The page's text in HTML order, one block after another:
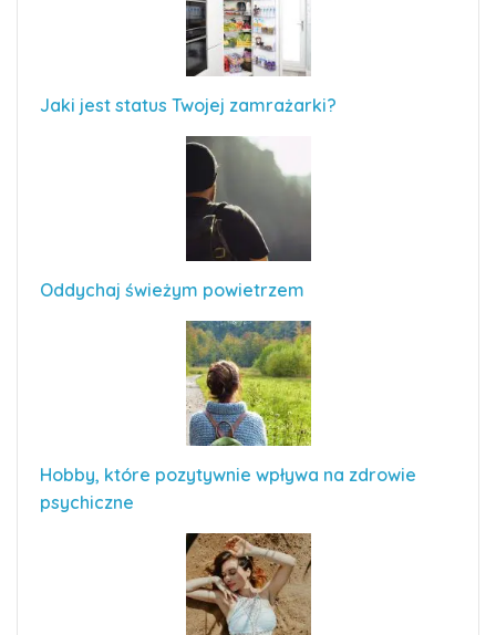
Jaki jest status Twojej zamrażarki?
Oddychaj świeżym powietrzem
Hobby, które pozytywnie wpływa na zdrowie
psychiczne